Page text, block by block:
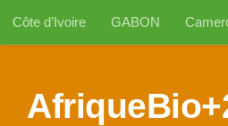
Au dessous du contenu
Côte d’Ivoire GABON